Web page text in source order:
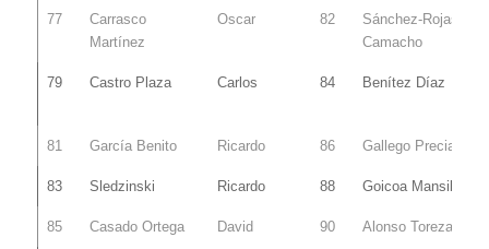
77
Carrasco
Martínez
Oscar 82
Sánchez-Rojas
Camacho
79 Castro Plaza Carlos 84 Benítez Díaz
81 García Benito Ricardo 86 Gallego Preciado
83 Sledzinski Ricardo 88 Goicoa Mansilla
85 Casado Ortega David 90 Alonso Torezano